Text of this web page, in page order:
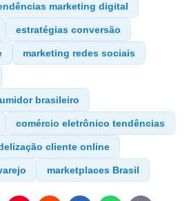
marketing digital
estratégias conversão
marketing redes sociais
brasileiro
comércio eletrônico tendências
cliente online
marketplaces Brasil